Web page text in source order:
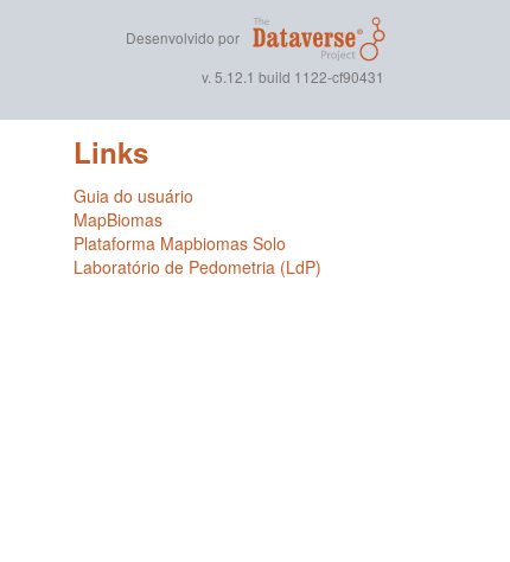
Desenvolvido por
v. 5.12.1 build 1122-cf90431
Links
Guia do usuário
MapBiomas
Plataforma Mapbiomas Solo
Laboratório de Pedometria (LdP)